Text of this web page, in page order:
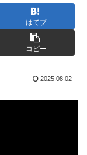
はてブ
コピー
2025.08.02